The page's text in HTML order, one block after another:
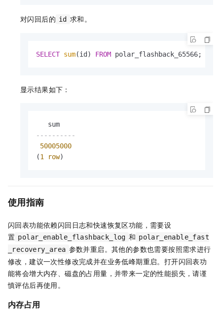
对闪回后的 id 求和。
SELECT sum(id) FROM polar_flashback_65566;
显示结果如下：
----------
50005000
(1 row)
使用指南
闪回表功能依赖闪回日志和快速恢复区功能，需要设
置 polar_enable_flashback_log 和 polar_enable_fast
_recovery_area 参数并重启。其他的参数也需要按照需求进行
修改，建议一次性修改完成并在业务低峰期重启。打开闪回表功
能将会增大内存、磁盘的占用量，并带来一定的性能损失，请谨
慎评估后再使用。
内存占用